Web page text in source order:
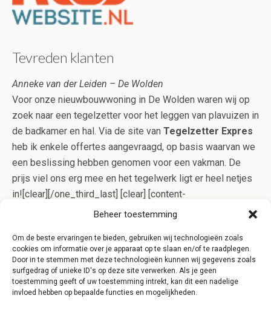
Beheer toestemming
Om de beste ervaringen te bieden, gebruiken wij technologieën zoals
cookies om informatie over je apparaat op te slaan en/of te raadplegen.
Door in te stemmen met deze technologieën kunnen wij gegevens zoals
surfgedrag of unieke ID's op deze site verwerken. Als je geen
toestemming geeft of uw toestemming intrekt, kan dit een nadelige
invloed hebben op bepaalde functies en mogelijkheden.
Tevreden klanten
Anneke van der Leiden – De Wolden
Voor onze nieuwbouwwoning in De Wolden waren wij op
zoek naar een tegelzetter voor het leggen van plavuizen in
de badkamer en hal. Via de site van Tegelzetter Expres
heb ik enkele offertes aangevraagd, op basis waarvan we
een beslissing hebben genomen voor een vakman. De
prijs viel ons erg mee en het tegelwerk ligt er heel netjes
in![clear][/one_third_last] [clear] [content-
highlight]Betegelen is specialistisch werk. Onze
goed tegelwerk niet per definitie duur hoeft te zijn. Dit
bewijzen wij u graag, vraag daarom eens een offerte aan
voor een opgave op maat![/content-highlight]